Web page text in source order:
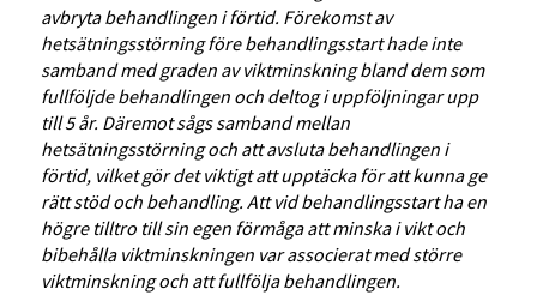
avbryta behandlingen i förtid. Förekomst av
hetsätningsstörning före behandlingsstart hade inte
samband med graden av viktminskning bland dem som
fullföljde behandlingen och deltog i uppföljningar upp
till 5 år. Däremot sågs samband mellan
hetsätningsstörning och att avsluta behandlingen i
förtid, vilket gör det viktigt att upptäcka för att kunna ge
rätt stöd och behandling. Att vid behandlingsstart ha en
högre tilltro till sin egen förmåga att minska i vikt och
bibehålla viktminskningen var associerat med större
viktminskning och att fullfölja behandlingen.